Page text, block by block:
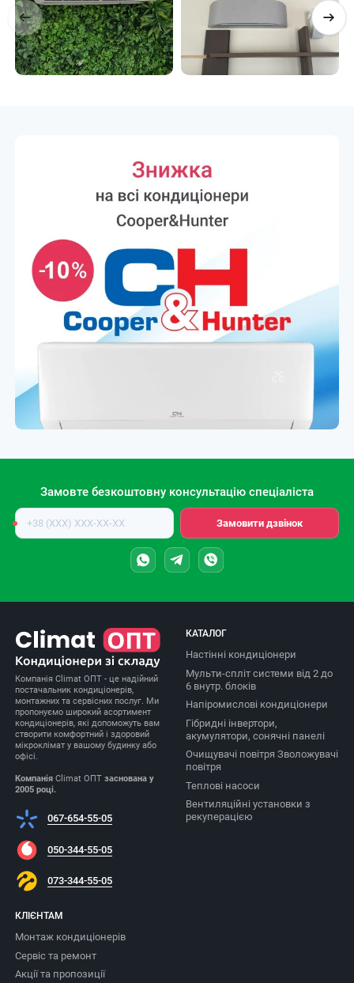
Замовте безкоштовну консультацію спеціаліста
Номер
телефону
Замовити дзвінок
Компанія Climat ОПТ - це надійний
постачальник кондиціонерів,
монтажних та сервісних послуг. Ми
пропонуємо широкий асортимент
кондиціонерів, які допоможуть вам
створити комфортний і здоровий
мікроклімат у вашому будинку або
офісі.
Компанія Climat ОПТзаснована у
2005 році.
067-654-55-05
050-344-55-05
073-344-55-05
КАТАЛОГ
Настінні кондиціонери
Мульти-спліт системи від 2 до
6 внутр. блоків
Напіромислові кондиціонери
Гібридні інвертори,
акумулятори, сонячні панелі
Очищувачі повітря Зволожувачі
повітря
Теплові насоси
Вентиляційні установки з
рекуперацією
КЛІЄНТАМ
Монтаж кондиціонерів
Сервіс та ремонт
Акції та пропозиції